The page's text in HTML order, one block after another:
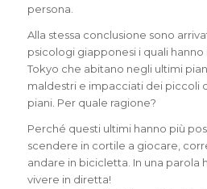
persona.
Alla stessa conclusione sono
psicologi giapponesi i quali
Tokyo che abitano negli ultimi
maldestri e impacciati dei piccoli
piani. Per quale ragione?
Perché questi ultimi hanno più
scendere in cortile a giocare,
andare in bicicletta. In una parola
vivere in diretta!